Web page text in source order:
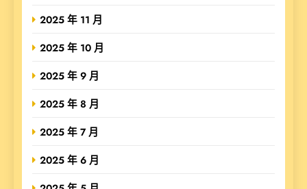
2025 年 11 月
2025 年 10 月
2025 年 9 月
2025 年 8 月
2025 年 7 月
2025 年 6 月